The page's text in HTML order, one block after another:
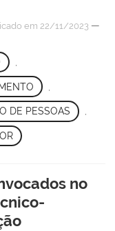
em 22/11/2023 —
DE PESSOAS ,
no